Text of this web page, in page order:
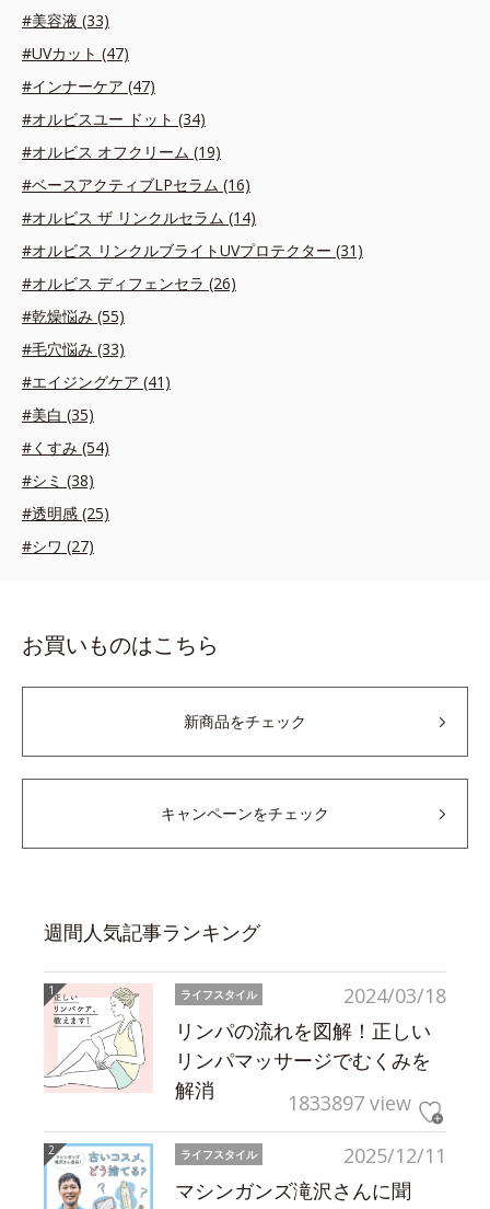
#美容液 (33)
#UVカット (47)
#インナーケア (47)
#オルビスユー ドット (34)
#オルビス オフクリーム (19)
#ベースアクティブLPセラム (16)
#オルビス ザ リンクルセラム (14)
#オルビス リンクルブライトUVプロテクター (31)
#オルビス ディフェンセラ (26)
#乾燥悩み (55)
#毛穴悩み (33)
#エイジングケア (41)
#美白 (35)
#くすみ (54)
#シミ (38)
#透明感 (25)
#シワ (27)
お買いものはこちら
新商品をチェック
キャンペーンをチェック
週間人気記事ランキング
2024/03/18
ライフスタイル
リンパの流れを図解！正しい
リンパマッサージでむくみを
解消
1833897 view
2025/12/11
ライフスタイル
マシンガンズ滝沢さんに聞